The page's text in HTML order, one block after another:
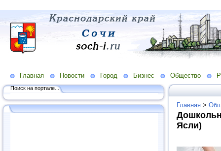
Главная Новости Город Бизнес Общество
Поиск на портале...
Главная >
Ясли)